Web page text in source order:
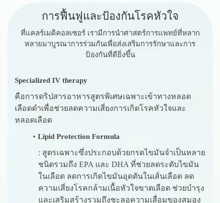
การฟื้ นฟู และป้องกันโรคหัวใจ
ที่แคลร์เมดิคอลเซอร์ เรามีการนำศาสตร์การแพทย์ที่หลาก
หลายมาบูรณาการร่วมกันเพื่อส่งเสริมการรักษาและการ
ป้องกันที่ดียิ่งขึ้น
Specialized IV therapy
คือการดริปสารอาหารสูตรพิเศษเฉพาะเข้าทางหลอด
เลือดดำเพื่อช่วยลดความเสี่ยงการเกิดโรคหัวใจและ
หลอดเลือด
Lipid Protection Formula
: สูตรเฉพาะซึ่งประกอบด้วยกรดไขมันจำเป็นหลาย
ชนิดรวมถึง EPA และ DHA ที่ช่วยลดระดับไขมัน
ในเลือด ลดการเกิดไขมันอุดตันในเส้นเลือด ลด
ความเสี่ยงโรคกล้ามเนื้อหัวใจขาดเลือด ช่วยบำรุง
และเสริมสร้างรวมถึงชะลอความเสื่อมของสมอง